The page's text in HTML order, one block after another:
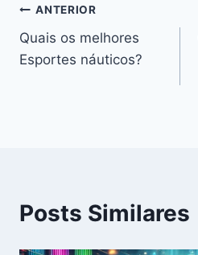
Navegação
de
ANTERIOR
Quais os melhores
Esportes náuticos?
Posts Similares